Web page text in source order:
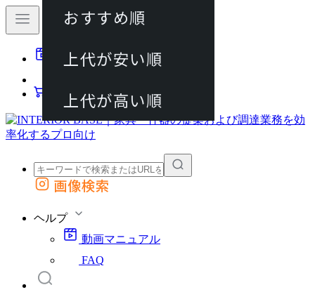
動画マニュアル
カート
外部サイトの商品をカートに追加
画像検索
ヘルプ
動画マニュアル
FAQ
おすすめ順
上代が安い順
上代が高い順